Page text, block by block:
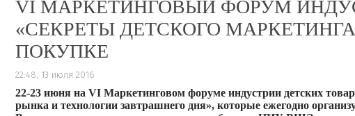
VI МАРКЕТИНГОВЫЙ ФОРУМ
«СЕКРЕТЫ ДЕТСКОГО
ПОКУПКЕ
22:48, 13 июля 2016
22-23 июня на VI Маркетинговом форуме индустрии детских
рынка и технологии завтрашнего дня», которые ежегодно